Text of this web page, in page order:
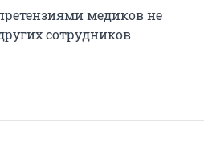
медиков не
сотрудников